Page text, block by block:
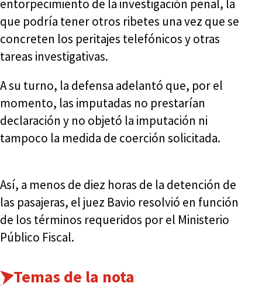
entorpecimiento de la investigación penal, la
que podría tener otros ribetes una vez que se
concreten los peritajes telefónicos y otras
tareas investigativas.
A su turno, la defensa adelantó que, por el
momento, las imputadas no prestarían
declaración y no objetó la imputación ni
tampoco la medida de coerción solicitada.
Así, a menos de diez horas de la detención de
las pasajeras, el juez Bavio resolvió en función
de los términos requeridos por el Ministerio
Público Fiscal.
Temas de la nota